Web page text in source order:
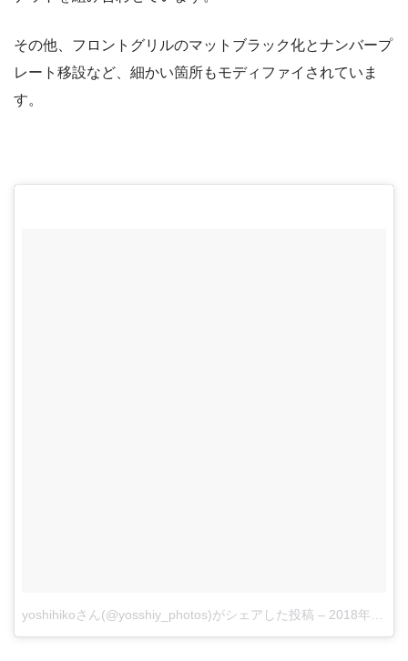
その他、フロントグリルのマットブラック化とナンバープ
レート移設など、細かい箇所もモディファイされていま
す。
yoshihikoさん(@yosshiy_photos)がシェアした投稿 – 2018年 2月月10日午前12時59分PST